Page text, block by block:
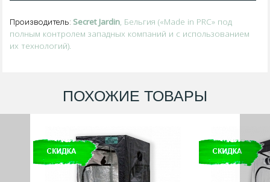
Производитель: Secret Jardin, Бельгия («Made in PRC» под
полным контролем западных компаний и с использованием
их технологий).
ПОХОЖИЕ ТОВАРЫ